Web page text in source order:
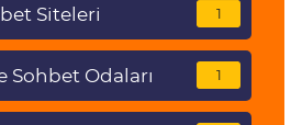
Siteleri 1
Sohbet Odaları 1